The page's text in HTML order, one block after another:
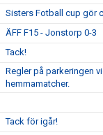
Sisters Fotball cup gör
ÄFF F15 - Jonstorp 0-3
Tack!
Regler på parkeringen
hemmamatcher.
Tack för igår!